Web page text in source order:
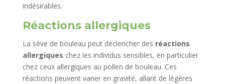
indésirables.
Réactions allergiques
La sève de bouleau peut déclencher des réactions
allergiques chez les individus sensibles, en particulier
chez ceux allergiques au pollen de bouleau. Ces
réactions peuvent varier en gravité, allant de légères